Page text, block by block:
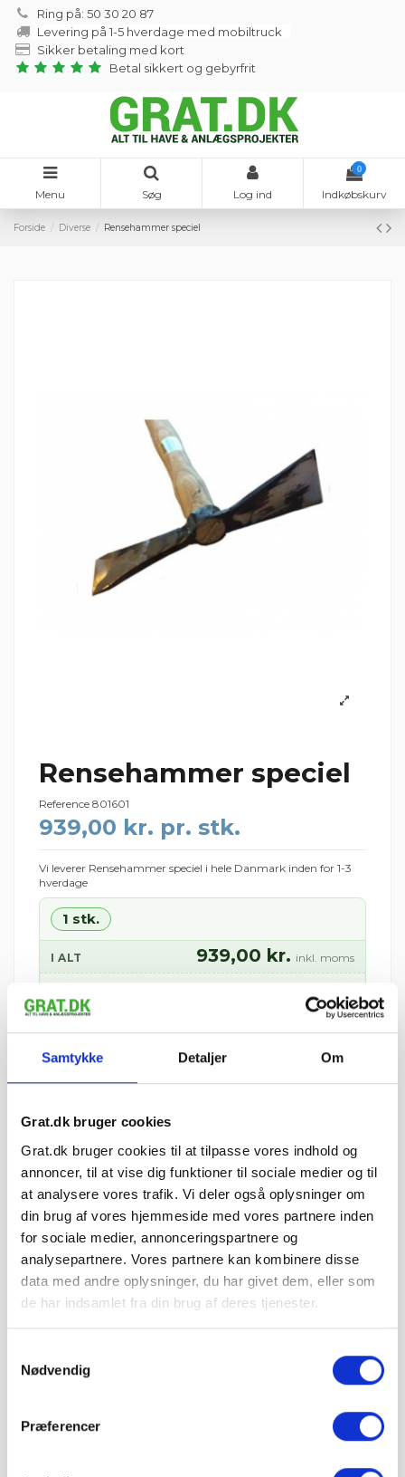
Samtykke Detaljer Om
Grat.dk bruger cookies
Grat.dk bruger cookies til at tilpasse vores indhold og
annoncer, til at vise dig funktioner til sociale medier og til
at analysere vores trafik. Vi deler også oplysninger om
din brug af vores hjemmeside med vores partnere inden
for sociale medier, annonceringspartnere og
analysepartnere. Vores partnere kan kombinere disse
data med andre oplysninger, du har givet dem, eller som
de har indsamlet fra din brug af deres tjenester.
Nødvendig
Præferencer
Ring på: 50 30 20 87
Levering på 1-5 hverdage med mobiltruck
Sikker betaling med kort
Betal sikkert og gebyrfrit
Menu Søg Log ind
0
Indkøbskurv
Forside Diverse Rensehammer speciel
Rensehammer speciel
Reference 801601
939,00 kr. pr. stk.
Vi leverer Rensehammer speciel i hele Danmark inden for 1-3
hverdage
1 stk.
I ALT 939,00 kr. inkl. moms
august
Sendes med GLS til nærmeste pakkeshop
stk.
pris 939,00 kr.
Inkl. moms
Læg i kurv
Prisen er pr. stk.
Minimumsbestilling 1 stk.
Hos Grat får du:
Konkurrencedygtige priser